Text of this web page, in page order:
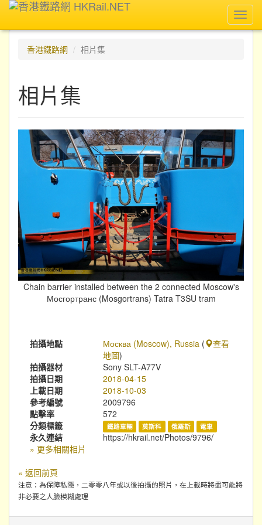
香港鐵路網
相片集
相片集
Chain barrier installed between the 2 connected Moscow's
Мосгортранс (Mosgortrans) Tatra T3SU tram
拍攝地點 Москва (Moscow), Russia (
查看
地圖)
拍攝器材
Sony SLT-A77V
拍攝日期
2018-04-15
上載日期
2018-10-03
參考編號
2009796
點擊率
572
分類標籤
鐵路車輛 莫斯科 俄羅斯 電車
永久連結
https://hkrail.net/Photos/9796/
» 更多相關相片
« 返回前頁
注意：為保障私隱，二零零八年或以後拍攝的照片，在上載時將盡可能將
非必要之人臉模糊處理